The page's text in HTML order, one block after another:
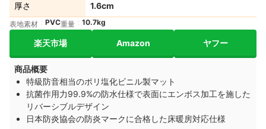
厚さ 1.6cm
表地素材 PVC重量 10.7kg
楽天市場 Amazon ヤフー
商品概要
特級防音相当のポリ塩化ビニル製マット
抗菌作用力99.9%の防水仕様で表面にエンボス加工を施した
リバーシブルデザイン
日本防炎協会の防炎マークに合格した床暖房対応仕様